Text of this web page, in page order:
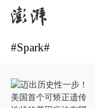
#Spark#